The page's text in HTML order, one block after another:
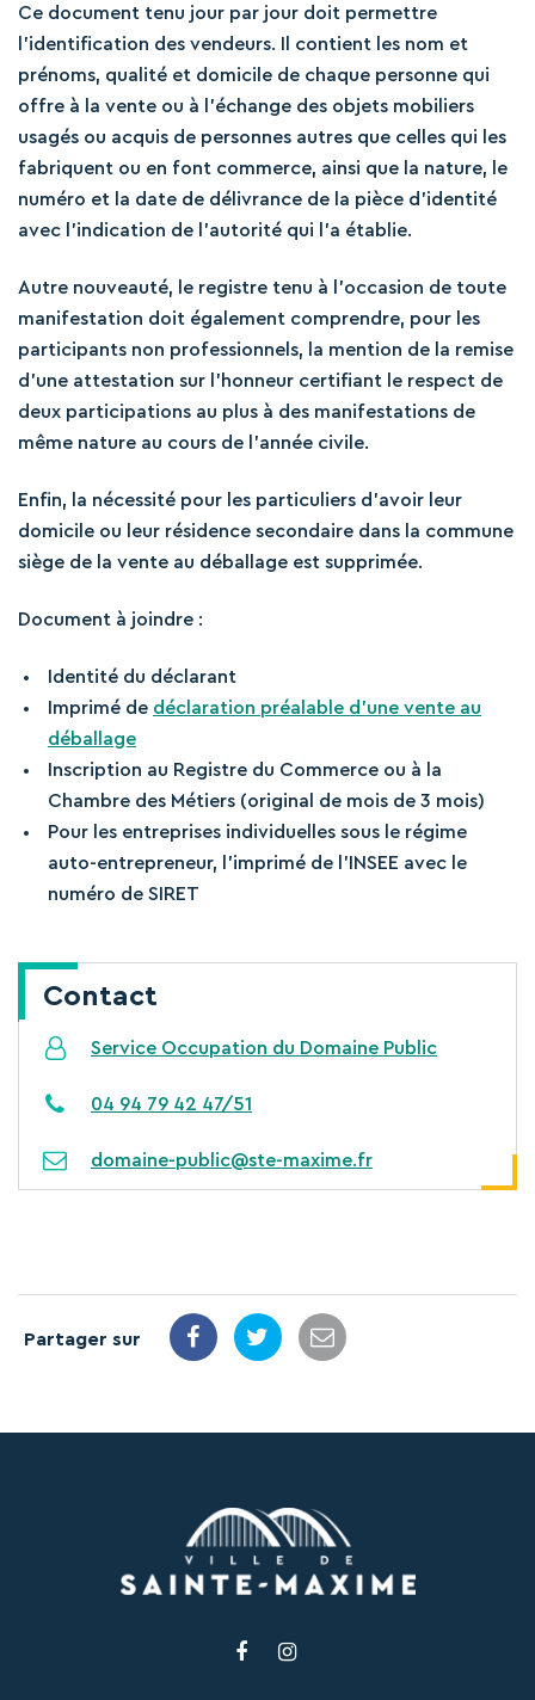
Ce document tenu jour par jour doit permettre
l’identification des vendeurs. Il contient les nom et
prénoms, qualité et domicile de chaque personne qui
offre à la vente ou à l’échange des objets mobiliers
usagés ou acquis de personnes autres que celles qui les
fabriquent ou en font commerce, ainsi que la nature, le
numéro et la date de délivrance de la pièce d’identité
avec l’indication de l’autorité qui l’a établie.
Autre nouveauté, le registre tenu à l’occasion de toute
manifestation doit également comprendre, pour les
participants non professionnels, la mention de la remise
d’une attestation sur l’honneur certifiant le respect de
deux participations au plus à des manifestations de
même nature au cours de l’année civile.
Enfin, la nécessité pour les particuliers d’avoir leur
domicile ou leur résidence secondaire dans la commune
siège de la vente au déballage est supprimée.
Document à joindre :
Identité du déclarant
Imprimé de déclaration préalable d’une vente au
déballage
Inscription au Registre du Commerce ou à la
Chambre des Métiers (original de mois de 3 mois)
Pour les entreprises individuelles sous le régime
auto-entrepreneur, l’imprimé de l’INSEE avec le
numéro de SIRET
Contact
Service Occupation du Domaine Public
04 94 79 42 47/51
domaine-public@ste-maxime.fr
Partager sur
Lien